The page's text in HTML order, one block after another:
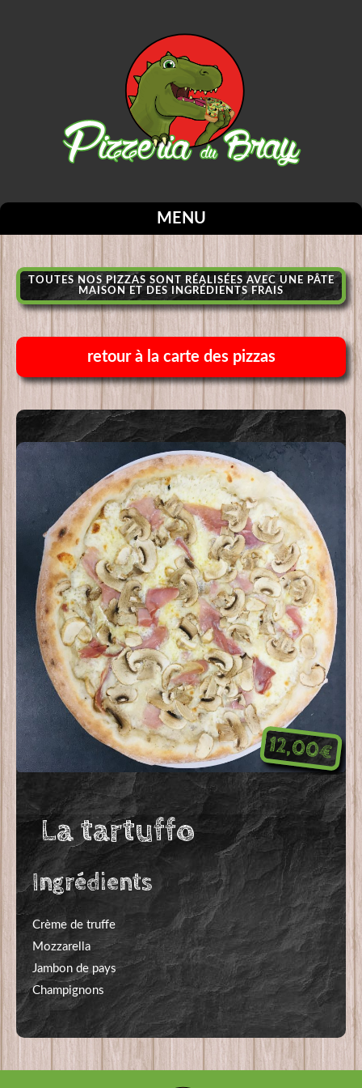
MENU
TOUTES NOS PIZZAS SONT RÉALISÉES AVEC UNE PÂTE
MAISON ET DES INGRÉDIENTS FRAIS
retour à la carte des pizzas
12,00€
La tartuffo
Ingrédients
Crème de truffe
Mozzarella
Jambon de pays
Champignons